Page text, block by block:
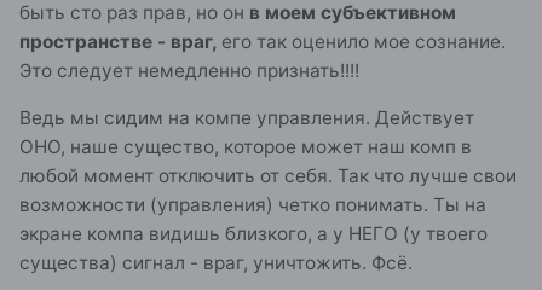
быть сто раз прав, но он в моем субъективном
пространстве - враг, его так оценило мое сознание.
Это следует немедленно признать!!!!
Ведь мы сидим на компе управления. Действует
ОНО, наше существо, которое может наш комп в
любой момент отключить от себя. Так что лучше свои
возможности (управления) четко понимать. Ты на
экране компа видишь близкого, а у НЕГО (у твоего
существа) сигнал - враг, уничтожить. Фсё.